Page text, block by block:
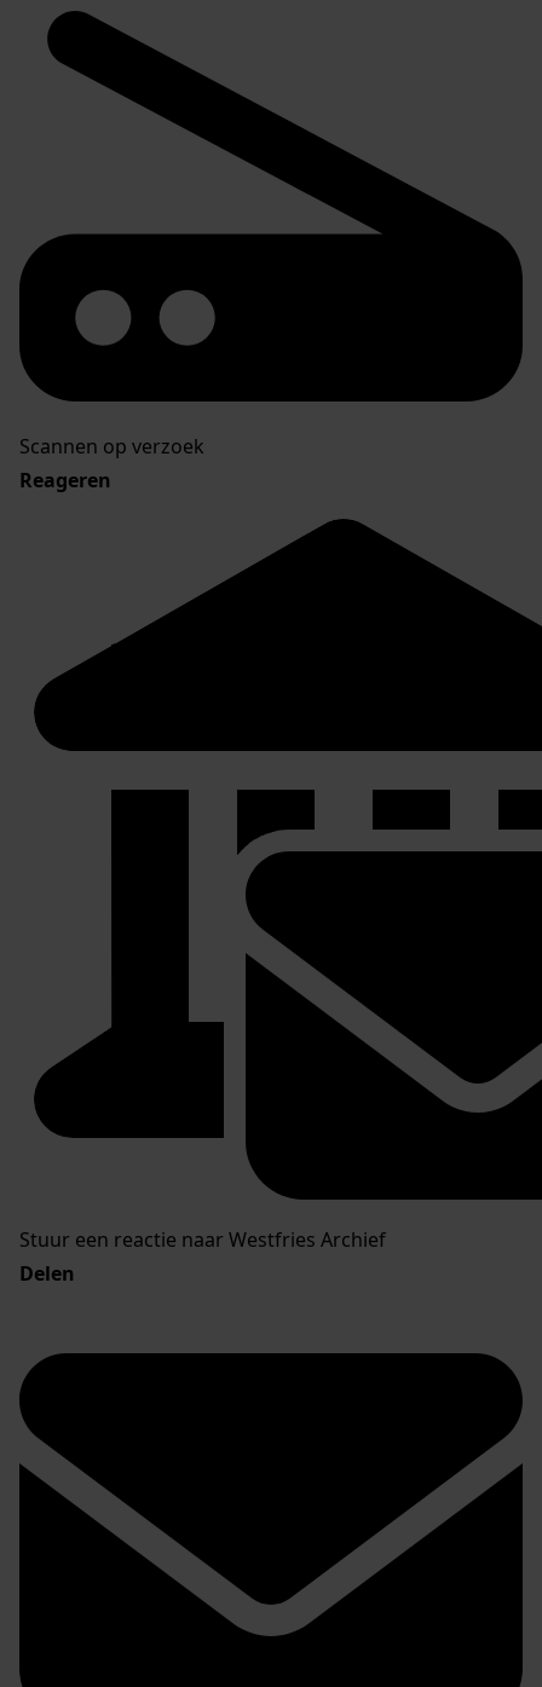
Scannen op verzoek
Reageren
Stuur een reactie naar Westfries Archief
Delen